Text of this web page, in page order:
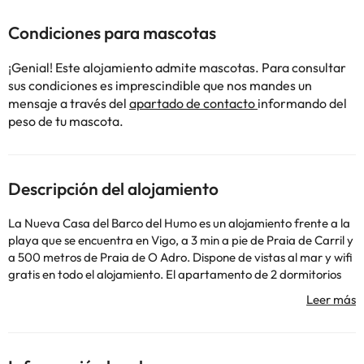
Condiciones para mascotas
¡Genial! Este alojamiento admite mascotas. Para consultar
sus condiciones es imprescindible que nos mandes un
mensaje a través del apartado de contacto informando del
peso de tu mascota.
Descripción del alojamiento
La Nueva Casa del Barco del Humo es un alojamiento frente a la
playa que se encuentra en Vigo, a 3 min a pie de Praia de Carril y
a 500 metros de Praia de O Adro. Dispone de vistas al mar y wifi
gratis en todo el alojamiento. El apartamento de 2 dormitorios
cuenta con sala de estar con TV de pantalla plana, cocina
totalmente equipada con nevera y horno, y 1 baño con secador
Playa de O Tombo do Gato y Museo del Mar de Galicia. El